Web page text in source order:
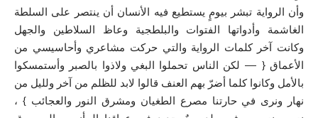
وأن الرواية تبشر بيومٍ يستطيع فيه الأنسان أن ينتصر على السلطة
الغاشمة وأدواتها الفتوات والبلطجية وعاظ السلاطين والجهل
وكانت آخر كلمات الرواية والتي حركت مشاعري وأحاسيسي من
الأعماق { — لكن الناس تحملوا البغي ولاذوا بالصبر وأستمسكوا
بالأمل وكانوا كلما أضرّ بهم العنف قالوا لابد للظلم من آخر ولليل من
نهار ونرى في حارتنا مصرع الطغيان ومشرق النور والعجائب } ،